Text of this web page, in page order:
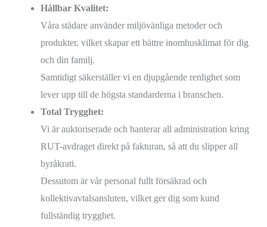
Hållbar Kvalitet:
Våra städare använder miljövänliga metoder och
produkter, vilket skapar ett bättre inomhusklimat för dig
och din familj.
Samtidigt säkerställer vi en djupgående renlighet som
lever upp till de högsta standarderna i branschen.
Total Trygghet:
Vi är auktoriserade och hanterar all administration kring
RUT-avdraget direkt på fakturan, så att du slipper all
byråkrati.
Dessutom är vår personal fullt försäkrad och
kollektivavtalsansluten, vilket ger dig som kund
fullständig trygghet.